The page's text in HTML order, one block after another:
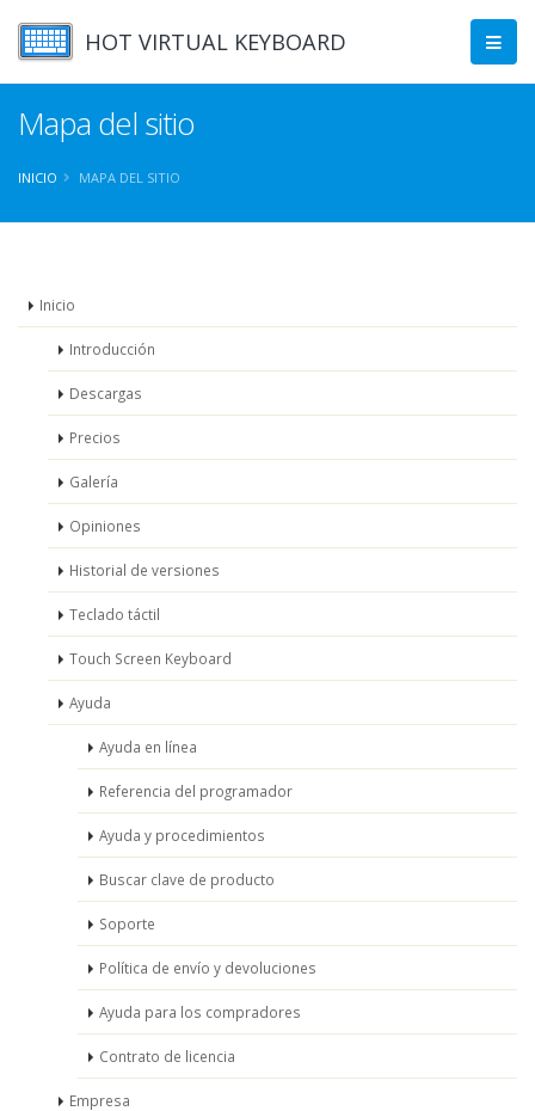
HOT VIRTUAL KEYBOARD
Mapa del sitio
INICIO MAPA DEL SITIO
Inicio
Introducción
Descargas
Precios
Galería
Opiniones
Historial de versiones
Teclado táctil
Touch Screen Keyboard
Ayuda
Ayuda en línea
Referencia del programador
Ayuda y procedimientos
Buscar clave de producto
Soporte
Política de envío y devoluciones
Ayuda para los compradores
Contrato de licencia
Empresa